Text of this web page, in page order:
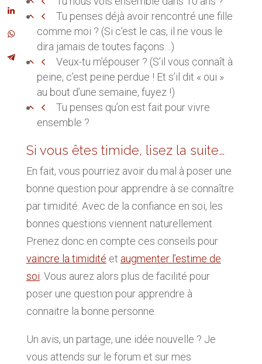
Tu penses déjà avoir rencontré une fille
comme moi ? (Si c’est le cas, il ne vous le
dira jamais de toutes façons…)
Veux-tu m’épouser ? (S’il vous connaît à
peine, c’est peine perdue ! Et s’il dit « oui »
au bout d’une semaine, fuyez !)
Tu penses qu’on est fait pour vivre
ensemble ?
Si vous êtes timide, lisez la suite…
En fait, vous pourriez avoir du mal à poser une
bonne question pour apprendre à se connaître
par timidité. Avec de la confiance en soi, les
bonnes questions viennent naturellement.
Prenez donc en compte ces conseils pour
vaincre la timidité et augmenter l’estime de
soi. Vous aurez alors plus de facilité pour
poser une question pour apprendre à
connaitre la bonne personne.
Un avis, un partage, une idée nouvelle ? Je
vous attends sur le forum et sur mes